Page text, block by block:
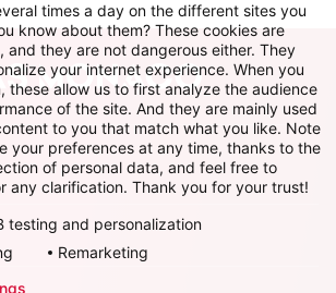
times a day on the different sites you
know about them? These cookies are
and they are not dangerous either. They
your internet experience. When you
these allow us to first analyze the audience
of the site. And they are mainly used
to you that match what you like. Note
your preferences at any time, thanks to the
of personal data, and feel free to
any clarification. Thank you for your trust!
testing and personalization
Remarketing